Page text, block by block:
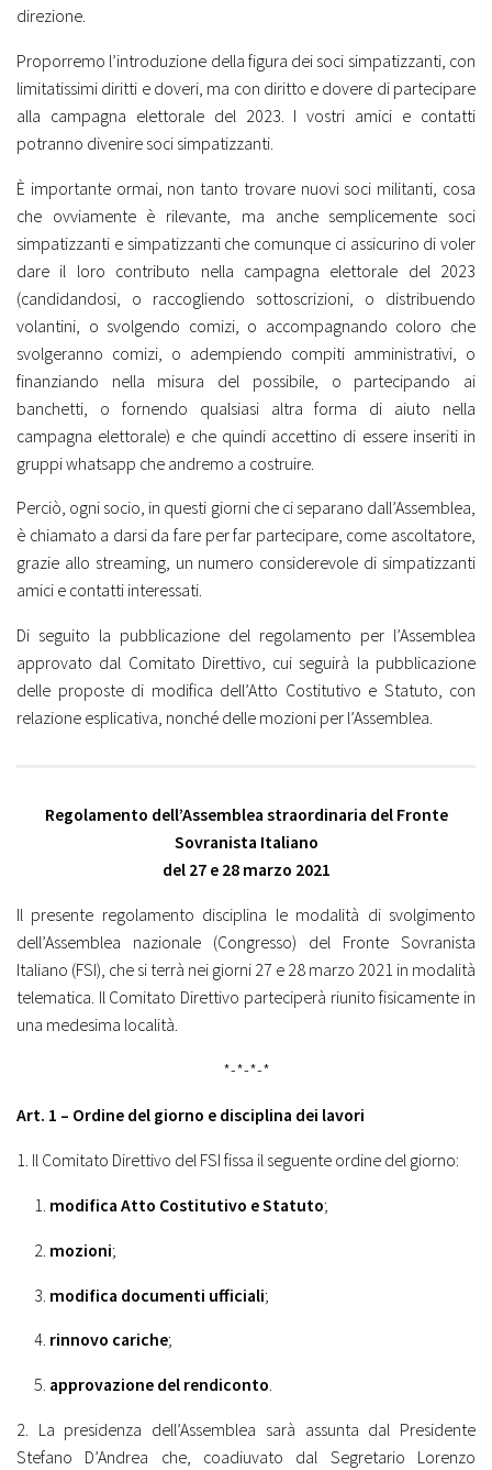
direzione.
Proporremo l’introduzione della figura dei soci simpatizzanti, con
limitatissimi diritti e doveri, ma con diritto e dovere di partecipare
alla campagna elettorale del 2023. I vostri amici e contatti
potranno divenire soci simpatizzanti.
È importante ormai, non tanto trovare nuovi soci militanti, cosa
che ovviamente è rilevante, ma anche semplicemente soci
simpatizzanti e simpatizzanti che comunque ci assicurino di voler
dare il loro contributo nella campagna elettorale del 2023
(candidandosi, o raccogliendo sottoscrizioni, o distribuendo
volantini, o svolgendo comizi, o accompagnando coloro che
svolgeranno comizi, o adempiendo compiti amministrativi, o
finanziando nella misura del possibile, o partecipando ai
banchetti, o fornendo qualsiasi altra forma di aiuto nella
campagna elettorale) e che quindi accettino di essere inseriti in
gruppi whatsapp che andremo a costruire.
Perciò, ogni socio, in questi giorni che ci separano dall’Assemblea,
è chiamato a darsi da fare per far partecipare, come ascoltatore,
grazie allo streaming, un numero considerevole di simpatizzanti
amici e contatti interessati.
Di seguito la pubblicazione del regolamento per l’Assemblea
approvato dal Comitato Direttivo, cui seguirà la pubblicazione
delle proposte di modifica dell’Atto Costitutivo e Statuto, con
relazione esplicativa, nonché delle mozioni per l’Assemblea.
Regolamento dell’Assemblea straordinaria del Fronte
Sovranista Italiano
del 27 e 28 marzo 2021
Il presente regolamento disciplina le modalità di svolgimento
dell’Assemblea nazionale (Congresso) del Fronte Sovranista
Italiano (FSI), che si terrà nei giorni 27 e 28 marzo 2021 in modalità
telematica. Il Comitato Direttivo parteciperà riunito fisicamente in
una medesima località.
*-*-*-*
Art. 1 – Ordine del giorno e disciplina dei lavori
1. Il Comitato Direttivo del FSI fissa il seguente ordine del giorno:
modifica Atto Costitutivo e Statuto;
mozioni;
modifica documenti ufficiali;
rinnovo cariche;
approvazione del rendiconto.
2. La presidenza dell’Assemblea sarà assunta dal Presidente
Stefano D’Andrea che, coadiuvato dal Segretario Lorenzo